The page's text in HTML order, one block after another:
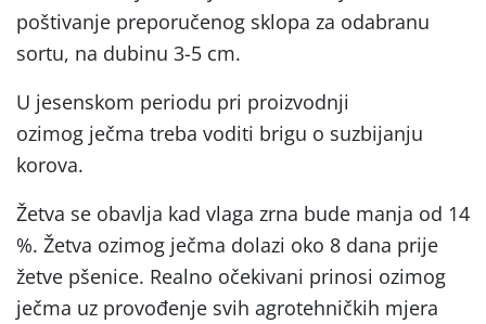
poštivanje preporučenog sklopa za odabranu
sortu, na dubinu 3-5 cm.
U jesenskom periodu pri proizvodnji
ozimog ječma treba voditi brigu o suzbijanju
korova.
Žetva se obavlja kad vlaga zrna bude manja od 14
%. Žetva ozimog ječma dolazi oko 8 dana prije
žetve pšenice. Realno očekivani prinosi ozimog
ječma uz provođenje svih agrotehničkih mjera